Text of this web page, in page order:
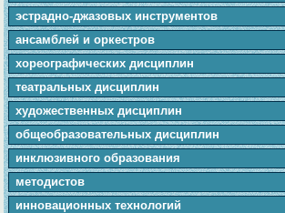
эстрадно-джазовых инструментов
ансамблей и оркестров
хореографических дисциплин
театральных дисциплин
художественных дисциплин
общеобразовательных дисциплин
инклюзивного образования
методистов
инновационных технологий